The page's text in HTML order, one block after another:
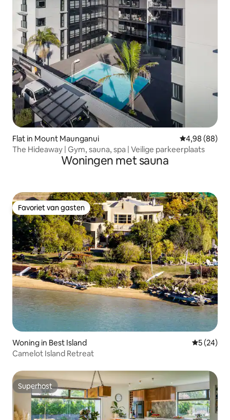
Flat in Mount Maunganui Gemiddelde
4,98 (88)
The Hideaway | Gym, sauna, spa | Veilige parkeerplaats
Woningen met sauna
Favoriet van gasten
Favoriet van gasten
Woning in Best Island
5 (24)
Camelot Island Retreat
Superhost
Superhost